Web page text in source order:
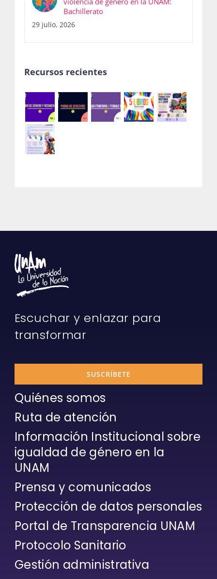
Bachillerato
29 julio, 2026
Recursos recientes
Escuchar y enlazar para
transformar
SUSCRÍBETE
Quiénes somos
Ruta de atención
Información Institucional sobre
igualdad de género en la
UNAM
Prensa y comunicados
Protección de datos personales
Portal de Transparencia UNAM
Protocolo Sanitario
Gestión administrativa